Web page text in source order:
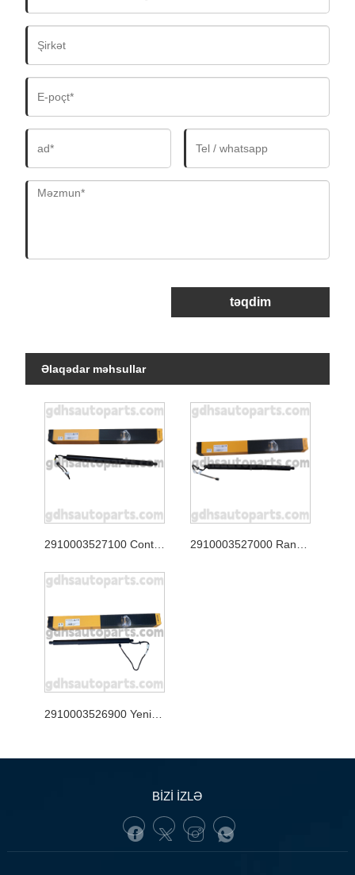
təqdim
Əlaqədar məhsullar
2910003527100 Continental Tailgate Strut, Jaguar XJ, Jaguar F-tempi Oe No. T4A49350
2910003526900 Yeni Range Rover Evoque Oe No üçün Continental Tailgate Strut. LR172984
BİZİ İZLƏ